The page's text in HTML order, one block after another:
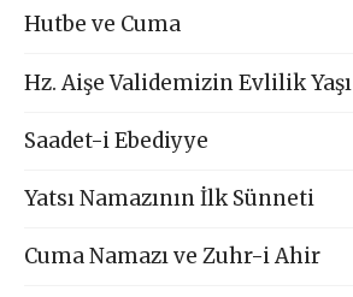
Hutbe ve Cuma
Hz. Aişe Validemizin Evlilik Yaşı
Saadet-i Ebediyye
Yatsı Namazının İlk Sünneti
Cuma Namazı ve Zuhr-i Ahir